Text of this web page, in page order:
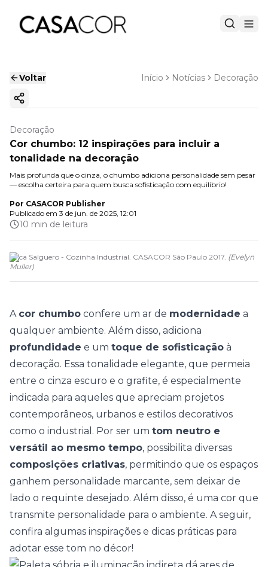
Voltar Início Notícias Decoração
Copiar link
Decoração
Cor chumbo: 12 inspirações para incluir a
tonalidade na decoração
Mais profunda que o cinza, o chumbo adiciona personalidade sem pesar
— escolha certeira para quem busca sofisticação com equilíbrio!
Por CASACOR Publisher
Publicado em 3 de jun. de 2025, 12:01
10 min de leitura
Érica Salguero - Cozinha Industrial. CASACOR São Paulo 2017. (Evelyn
Muller)
A cor chumbo confere um ar de modernidade a
qualquer ambiente. Além disso, adiciona
profundidade e um toque de sofisticação à
decoração. Essa tonalidade elegante, que permeia
entre o cinza escuro e o grafite, é especialmente
indicada para aqueles que apreciam projetos
contemporâneos, urbanos e estilos decorativos
como o industrial . Por ser um tom neutro e
versátil ao mesmo tempo, possibilita diversas
composições criativas, permitindo que os espaços
ganhem personalidade marcante, sem deixar de
lado o requinte desejado. Além disso, é uma cor que
transmite personalidade para o ambiente. A seguir,
confira algumas inspirações e dicas práticas para
adotar esse tom no décor!